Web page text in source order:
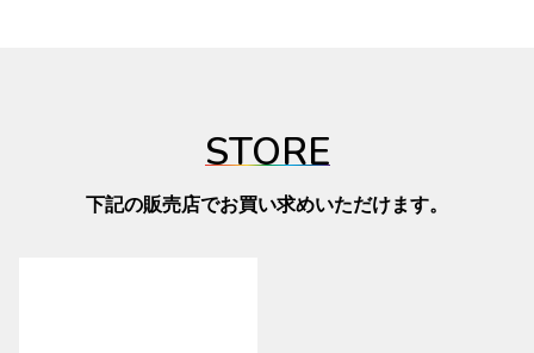
STORE
下記の販売店でお買い求めいただけます。